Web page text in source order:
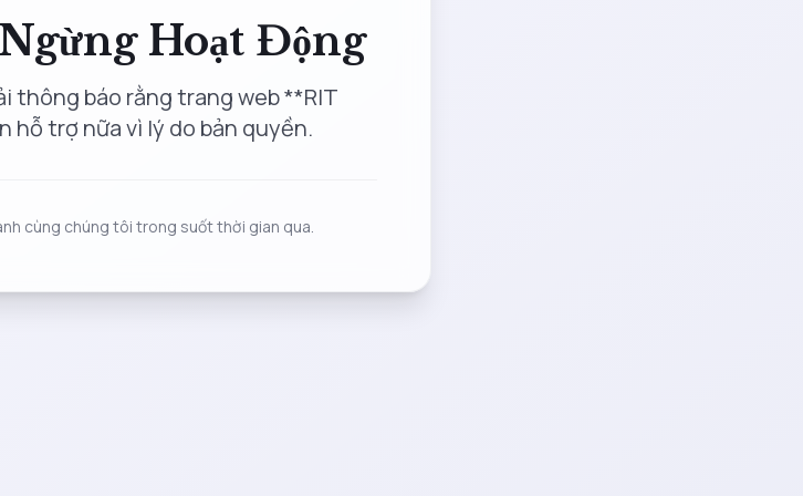
Hoạt Động
thông báo rằng trang web **RIT
hỗ trợ nữa vì lý do bản quyền.
cùng chúng tôi trong suốt thời gian qua.